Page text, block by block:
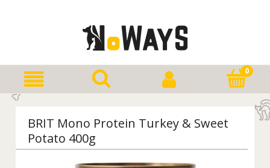
BRIT Mono Protein Turkey & Sweet
Potato 400g